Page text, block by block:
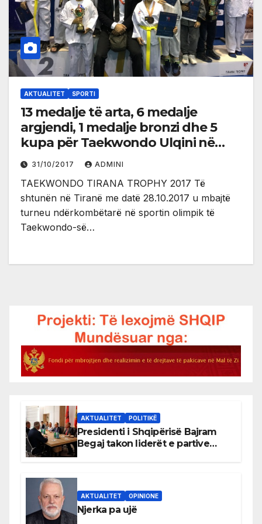
AKTUALITET SPORTI
13 medalje të arta, 6 medalje
argjendi, 1 medalje bronzi dhe 5
kupa për Taekwondo Ulqini në
turneun e Tiranës
31/10/2017 ADMINI
TAEKWONDO TIRANA TROPHY 2017 Të
shtunën në Tiranë me datë 28.10.2017 u mbajtë
turneu ndërkombëtarë në sportin olimpik të
Taekwondo-së…
AKTUALITET POLITIKË
Presidenti i Shqipërisë Bajram
Begaj takon liderët e partive
AKTUALITET OPINIONE
Njerka pa ujë